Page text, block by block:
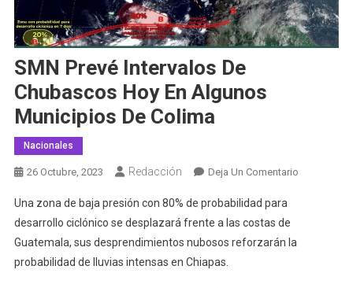
SMN Prevé Intervalos De
Chubascos Hoy En Algunos
Municipios De Colima
Nacionales
26 Octubre, 2023 Redacción Deja Un ComentarioEn
Una zona de baja presión con 80% de probabilidad para
desarrollo ciclónico se desplazará frente a las costas de
Guatemala, sus desprendimientos nubosos reforzarán la
probabilidad de lluvias intensas en Chiapas.